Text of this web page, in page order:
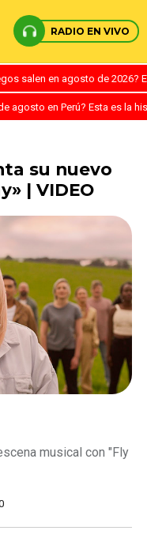
RADIO EN VIVO
salen en agosto de
agosto en Perú? Esta es la
su nuevo
| VIDEO
musical con "Fly